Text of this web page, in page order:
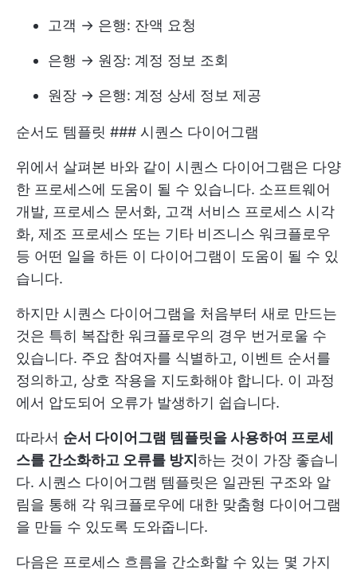
고객 → 은행: 잔액 요청
은행 → 원장: 계정 정보 조회
원장 → 은행: 계정 상세 정보 제공
순서도 템플릿 ### 시퀀스 다이어그램
위에서 살펴본 바와 같이 시퀀스 다이어그램은 다양
한 프로세스에 도움이 될 수 있습니다. 소프트웨어
개발, 프로세스 문서화, 고객 서비스 프로세스 시각
화, 제조 프로세스 또는 기타 비즈니스 워크플로우
등 어떤 일을 하든 이 다이어그램이 도움이 될 수 있
습니다.
하지만 시퀀스 다이어그램을 처음부터 새로 만드는
것은 특히 복잡한 워크플로우의 경우 번거로울 수
있습니다. 주요 참여자를 식별하고, 이벤트 순서를
정의하고, 상호 작용을 지도화해야 합니다. 이 과정
에서 압도되어 오류가 발생하기 쉽습니다.
따라서 순서 다이어그램 템플릿을 사용하여 프로세
스를 간소화하고 오류를 방지 하는 것이 가장 좋습니
다. 시퀀스 다이어그램 템플릿은 일관된 구조와 알
림을 통해 각 워크플로우에 대한 맞춤형 다이어그램
을 만들 수 있도록 도와줍니다.
다음은 프로세스 흐름을 간소화할 수 있는 몇 가지